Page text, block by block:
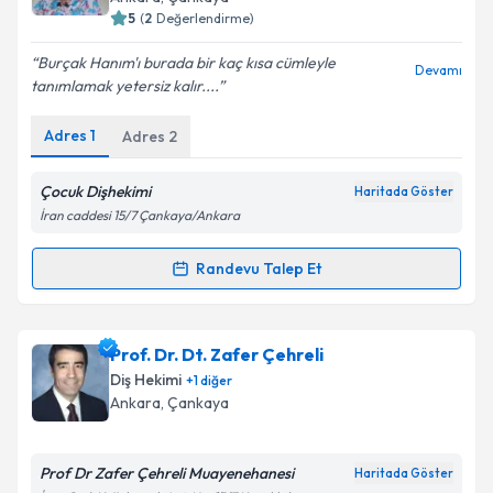
bilgilendireceğiz.
E-posta Adresiniz
Kişisel verilerimin işlenmesine ilişkinAydınlatma
Metni'ni okudum ve kişisel verilerimin belirtilen
kapsamda işlenmesini kabul ediyorum.
Takvim Talebini Gönder
5 (2 Değerlendirme)
Burçak Hanım'ı burada bir kaç kısa cümleyle
tanımlamak yetersiz kalır....
Devamı
Adres 1 Adres 2
Çocuk Dişhekimi Haritada Göster
İran caddesi 15/7 Çankaya/Ankara
Randevu Talep Et
Randevu Takvimi Talebi
Prof. Dr. Sevi Burçak Çehreliiçin randevu takvimi
talebi oluşturun. Size bu uzmandan randevu almanız
için bir takvim hazırlandığında e-posta ile
bilgilendireceğiz.
E-posta Adresiniz
Prof. Dr. Dt. Zafer Çehreli
Diş Hekimi +1diğer
Ankara, Çankaya
Prof Dr Zafer Çehreli Muayenehanesi Haritada Göster